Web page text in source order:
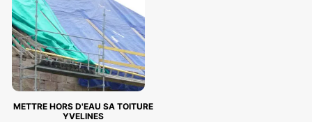
METTRE HORS D'EAU SA TOITURE
YVELINES